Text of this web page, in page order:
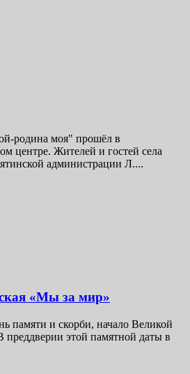
родина моя" прошёл в
центре. Жителей и гостей села
администрации Л....
«Мы за мир»
памяти и скорби, начало Великой
этой памятной даты в